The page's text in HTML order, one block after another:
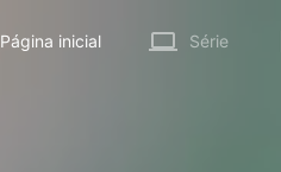
Página inicial Série